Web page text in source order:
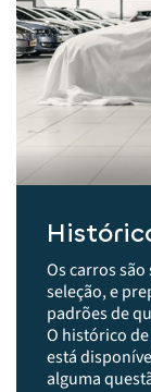
Os carros
seleção, e
padrões de
O histórico
está
alguma